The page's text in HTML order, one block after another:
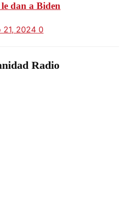
dan a Biden
21, 2024 0
Radio